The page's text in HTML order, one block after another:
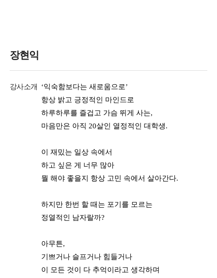
장현익
강사소개
‘익숙함보다는 새로움으로’
항상 밝고 긍정적인 마인드로
하루하루를 즐겁고 가슴 뛰게 사는,
마음만은 아직 20살인 열정적인 대학생.
이 재밌는 일상 속에서
하고 싶은 게 너무 많아
뭘 해야 좋을지 항상 고민 속에서 살아간다.
하지만 한번 할 때는 포기를 모르는
정열적인 남자랄까?
아무튼,
기쁘거나 슬프거나 힘들거나
이 모든 것이 다 추억이라고 생각하며